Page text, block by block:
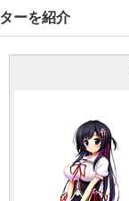
ーを紹介